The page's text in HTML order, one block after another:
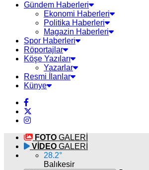
Gündem Haberleri
Ekonomi Haberleri
Politika Haberleri
Magazin Haberleri
Spor Haberleri
Röportajlar
Köşe Yazıları
Yazarlar
Resmi İlanlar
Künye
FOTO GALERİ
VİDEO GALERİ
28.2°
Balıkesir